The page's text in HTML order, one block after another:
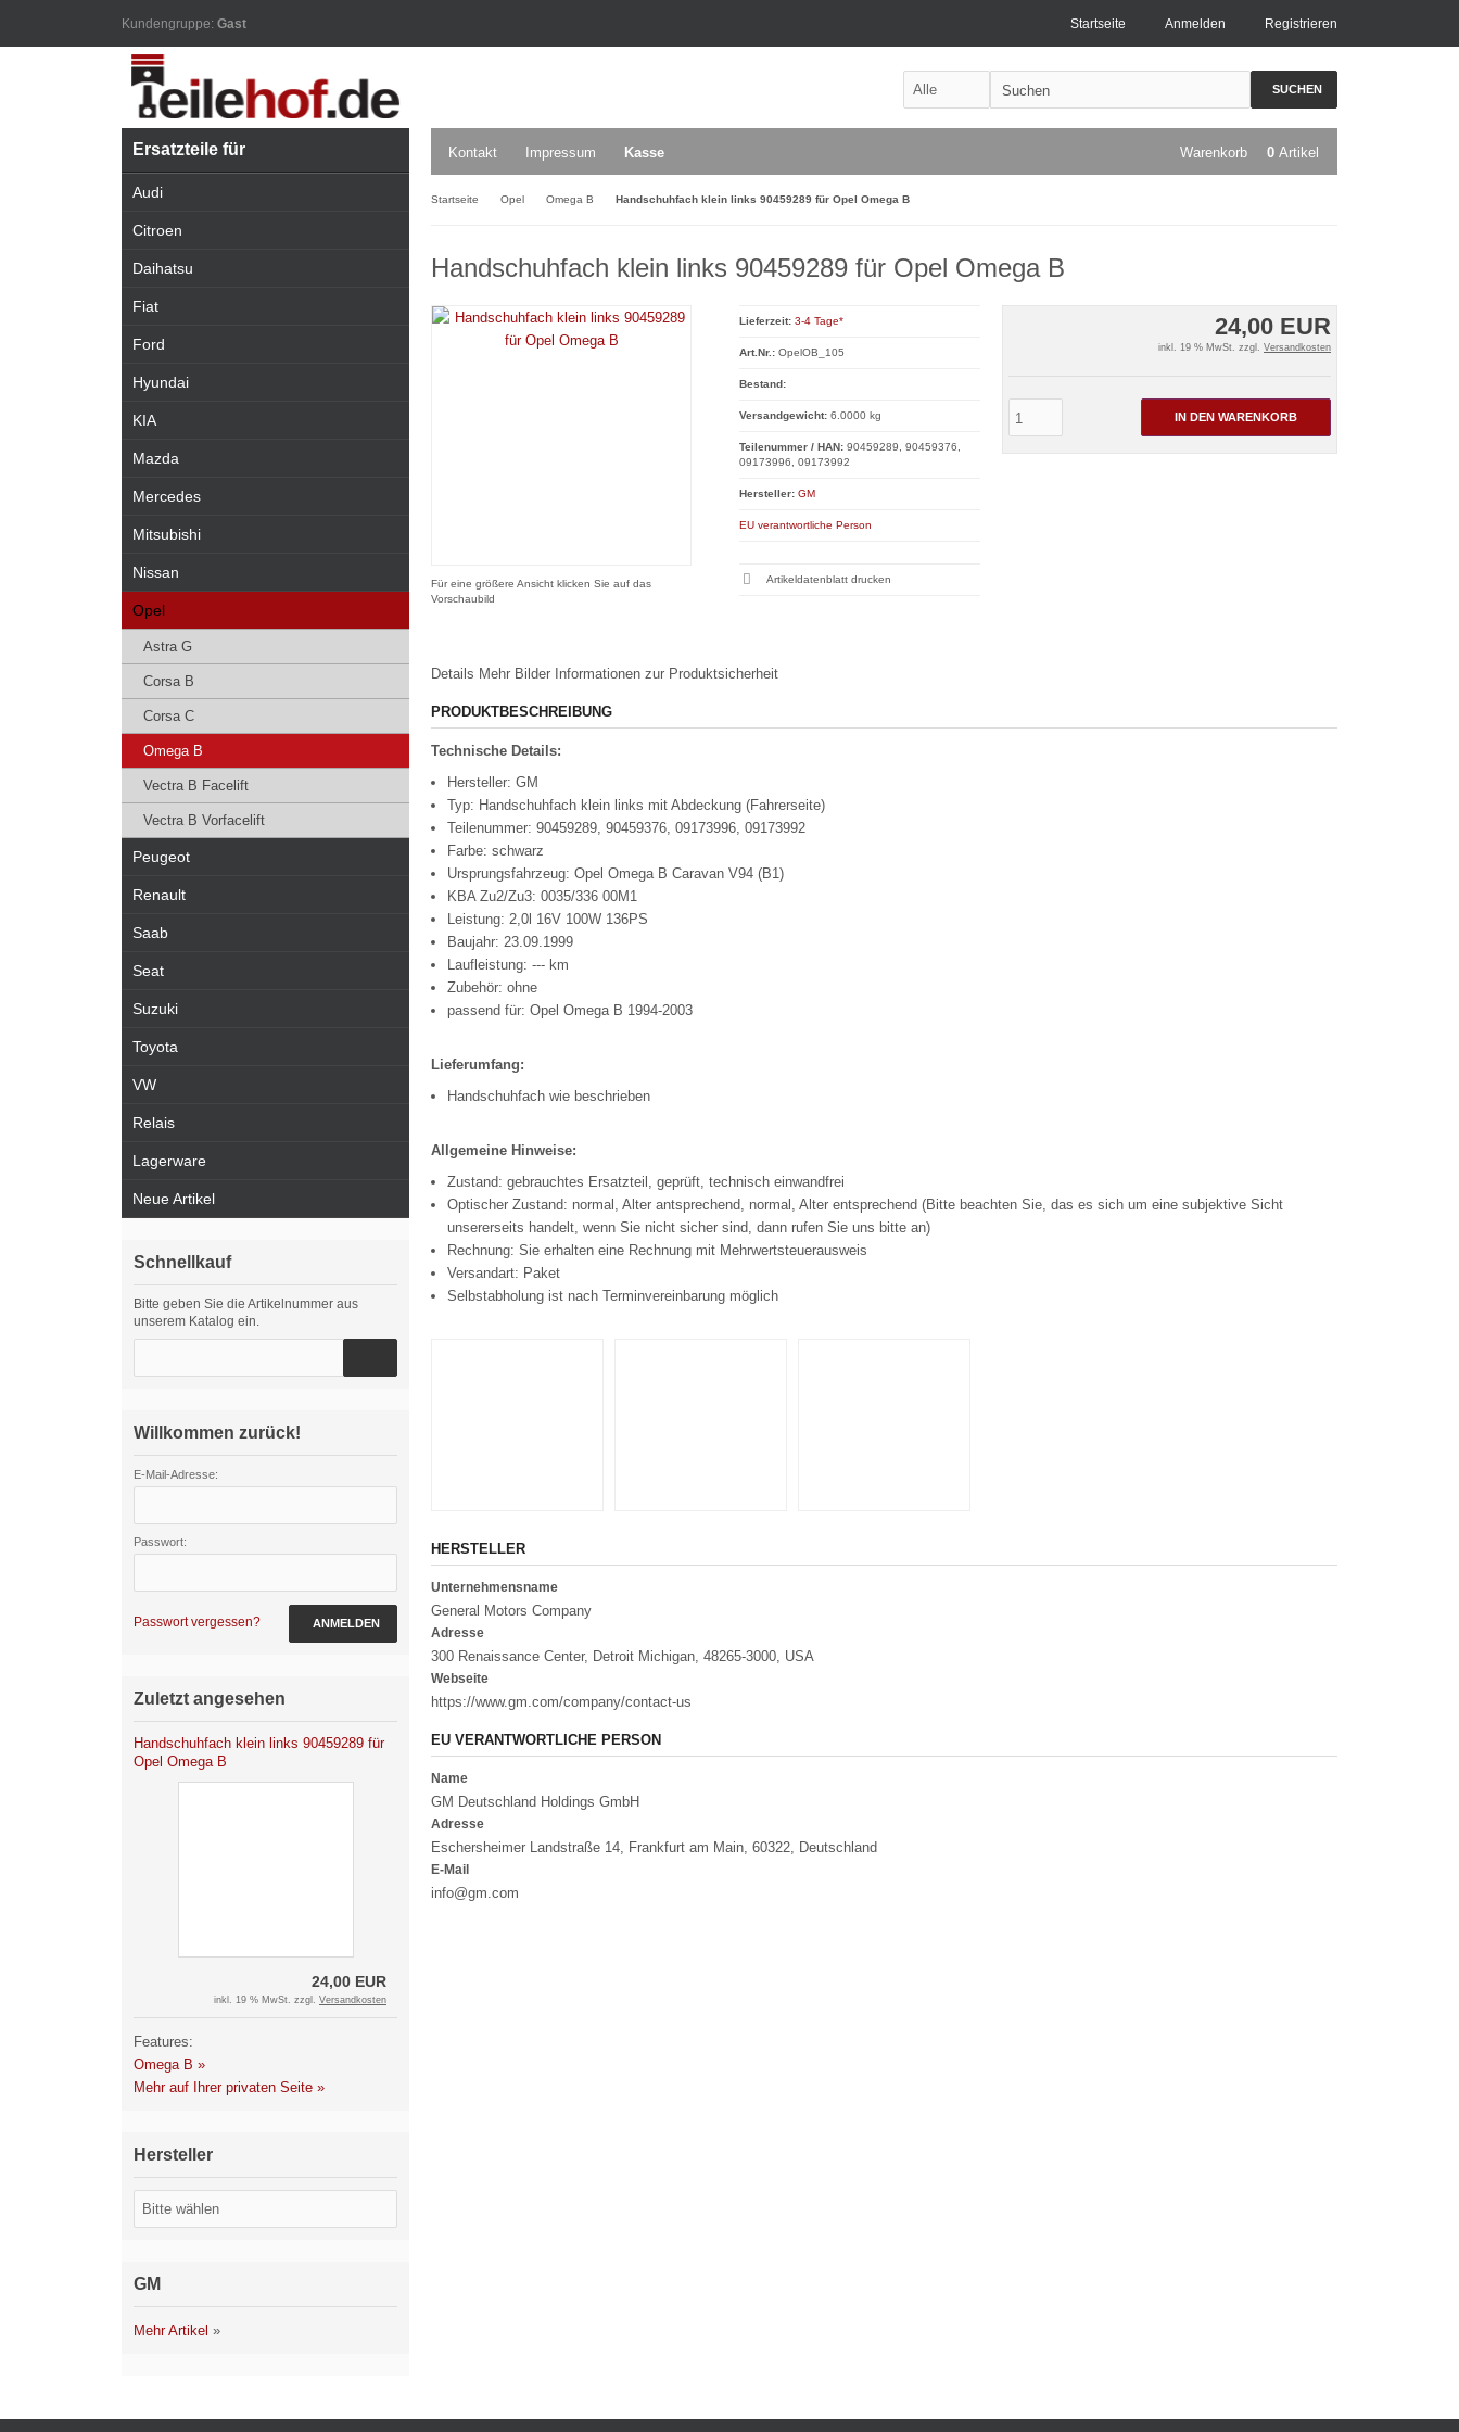
Kundengruppe: Gast Registrieren
Anmelden
Startseite
SUCHEN
Kontakt Impressum Kasse Warenkorb 0 Artikel
Startseite Opel Omega B Handschuhfach klein links 90459289 für Opel Omega B
Handschuhfach klein links 90459289 für Opel Omega B
Für eine größere Ansicht klicken Sie auf das
Vorschaubild
24,00 EUR
inkl. 19 % MwSt. zzgl. Versandkosten
IN DEN WARENKORB
Lieferzeit: 3-4 Tage*
Art.Nr.: OpelOB_105
Bestand:
Versandgewicht:6.0000 kg
Teilenummer / HAN:90459289, 90459376,
09173996, 09173992
Hersteller: GM
EU verantwortliche Person
Artikeldatenblatt drucken
Details Mehr Bilder Informationen zur Produktsicherheit
PRODUKTBESCHREIBUNG
Technische Details:
Hersteller: GM
Typ: Handschuhfach klein links mit Abdeckung (Fahrerseite)
Teilenummer: 90459289, 90459376, 09173996, 09173992
Farbe: schwarz
Ursprungsfahrzeug: Opel Omega B Caravan V94 (B1)
KBA Zu2/Zu3: 0035/336 00M1
Leistung: 2,0l 16V 100W 136PS
Baujahr: 23.09.1999
Laufleistung: --- km
Zubehör: ohne
passend für: Opel Omega B 1994-2003
Lieferumfang:
Handschuhfach wie beschrieben
Allgemeine Hinweise:
Zustand: gebrauchtes Ersatzteil, geprüft, technisch einwandfrei
Optischer Zustand: normal, Alter antsprechend, normal, Alter entsprechend (Bitte beachten Sie, das es sich um eine subjektive Sicht
unsererseits handelt, wenn Sie nicht sicher sind, dann rufen Sie uns bitte an)
Rechnung: Sie erhalten eine Rechnung mit Mehrwertsteuerausweis
Versandart: Paket
Selbstabholung ist nach Terminvereinbarung möglich
HERSTELLER
Unternehmensname
General Motors Company
Adresse
300 Renaissance Center, Detroit Michigan, 48265-3000, USA
Webseite
https://www.gm.com/company/contact-us
EU VERANTWORTLICHE PERSON
Name
GM Deutschland Holdings GmbH
Adresse
Eschersheimer Landstraße 14, Frankfurt am Main, 60322, Deutschland
E-Mail
info@gm.com
Ersatzteile für
Audi
Citroen
Daihatsu
Fiat
Ford
Hyundai
KIA
Mazda
Mercedes
Mitsubishi
Nissan
Opel
Astra G
Corsa B
Corsa C
Omega B
Vectra B Facelift
Vectra B Vorfacelift
Peugeot
Renault
Saab
Seat
Suzuki
Toyota
VW
Relais
Lagerware
Neue Artikel
Schnellkauf
Bitte geben Sie die Artikelnummer aus
unserem Katalog ein.
Willkommen zurück!
E-Mail-Adresse:
Passwort:
Passwort vergessen? ANMELDEN
Zuletzt angesehen
Handschuhfach klein links 90459289 für
Opel Omega B
24,00 EUR
inkl. 19 % MwSt. zzgl. Versandkosten
Features:
Omega B »
Mehr auf Ihrer privaten Seite »
Hersteller
GM
Mehr Artikel »